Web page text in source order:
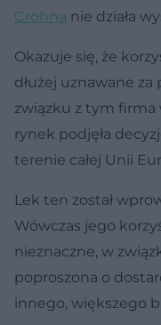
Crohna nie działa
Okazuje się, że
dłużej uznawane za
związku z tym firma
rynek podjęła
terenie całej Unii
Lek ten został
Wówczas jego
nieznaczne, w
poproszona o
innego, większego